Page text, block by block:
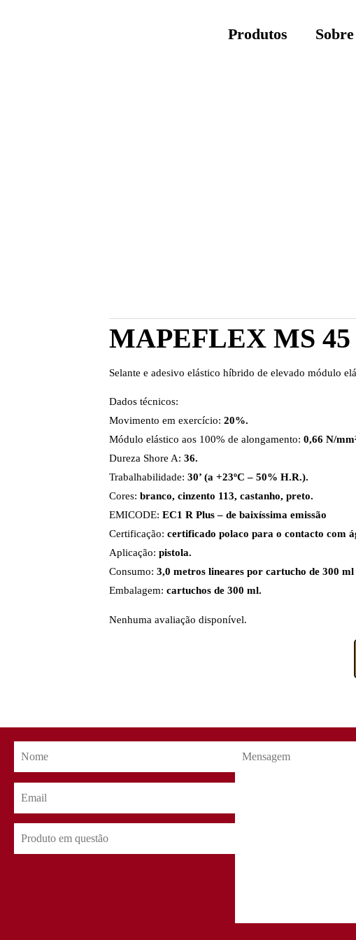
Produtos
MAPEFLEX MS 45
Selante e adesivo elástico híbrido de elevado módulo
Dados técnicos:
Movimento em exercício: 20%.
Módulo elástico aos 100% de alongamento: 0,66 N/
Dureza Shore A: 36.
Trabalhabilidade: 30’ (a +23ºC – 50% H.R.).
Cores: branco, cinzento 113, castanho, preto.
EMICODE: EC1 R Plus – de baixíssima emissão
Certificação: certificado polaco para o contacto com
Aplicação: pistola.
Consumo: 3,0 metros lineares por cartucho de 300 ml
Embalagem: cartuchos de 300 ml.
Nenhuma avaliação disponível.